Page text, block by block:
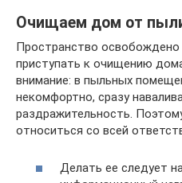
Очищаем дом от
Пространство
приступать к очищению
внимание: в пыльных
некомфортно, сразу
раздражительность.
относиться со всей
Делать ее следует